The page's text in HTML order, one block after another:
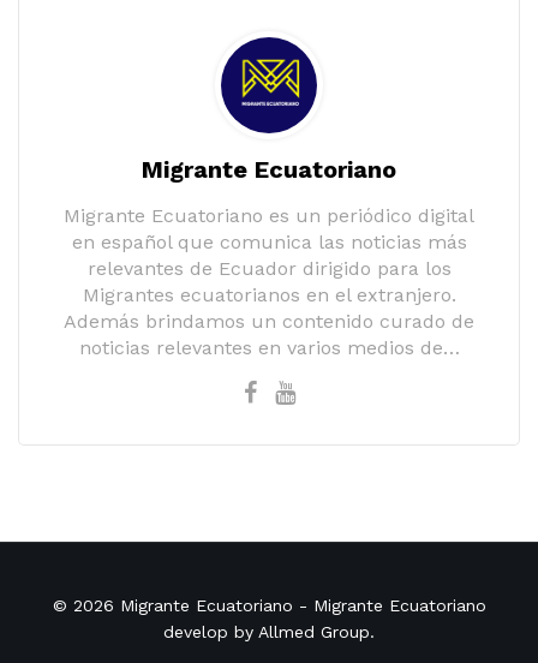
Migrante Ecuatoriano
Migrante Ecuatoriano es un periódico digital
en español que comunica las noticias más
relevantes de Ecuador dirigido para los
Migrantes ecuatorianos en el extranjero.
Además brindamos un contenido curado de
noticias relevantes en varios medios de…
© 2026 Migrante Ecuatoriano - Migrante Ecuatoriano
develop by Allmed Group.